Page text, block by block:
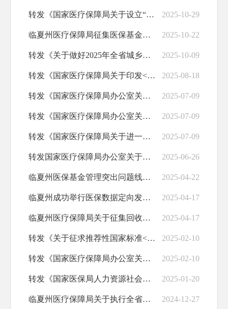
转发《国家医疗保障局关于设立“按病种付费... 2025-10-29
临夏州医疗保障局征集医保基金管理突出问题... 2025-10-22
转发《关于做好2025年全省城乡居民基本... 2025-10-09
转发《国家医疗保障局关于印发<医疗保障按... 2025-08-18
转发《国家医疗保障局办公室关于印发<医疗... 2025-07-09
转发《国家医疗保障局办公室关于进一步完善... 2025-07-09
转发《国家医疗保障局关于进一步加强医疗保... 2025-07-09
转发国家医疗保障局办公室关于印发《医保领... 2025-06-26
临夏州医保基金管理突出问题线索征集公告 2025-04-22
临夏州成功举行医保数据定向发布活动 2025-04-17
临夏州医疗保障局关于征集回收医保药品套现... 2025-04-17
转发《关于征求推荐性国家标准<医疗保障信... 2025-02-10
转发《国家医疗保障局办公室关于印发<按病... 2025-02-10
转发《国家医保局人力资源社会保障部关于印... 2025-01-20
临夏州医疗保障局关于执行全省统一的基本医... 2024-12-27